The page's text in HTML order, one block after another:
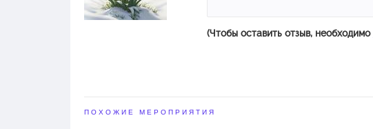
(Чтобы оставить отзыв, необходимо
ПОХОЖИЕ МЕРОПРИЯТИЯ